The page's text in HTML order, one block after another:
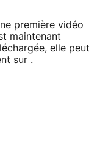
première vidéo
maintenant
elle peut
sur .